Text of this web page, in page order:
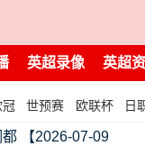
英超录像 英超
冠 世预赛 欧联杯 日
【2026-07-09